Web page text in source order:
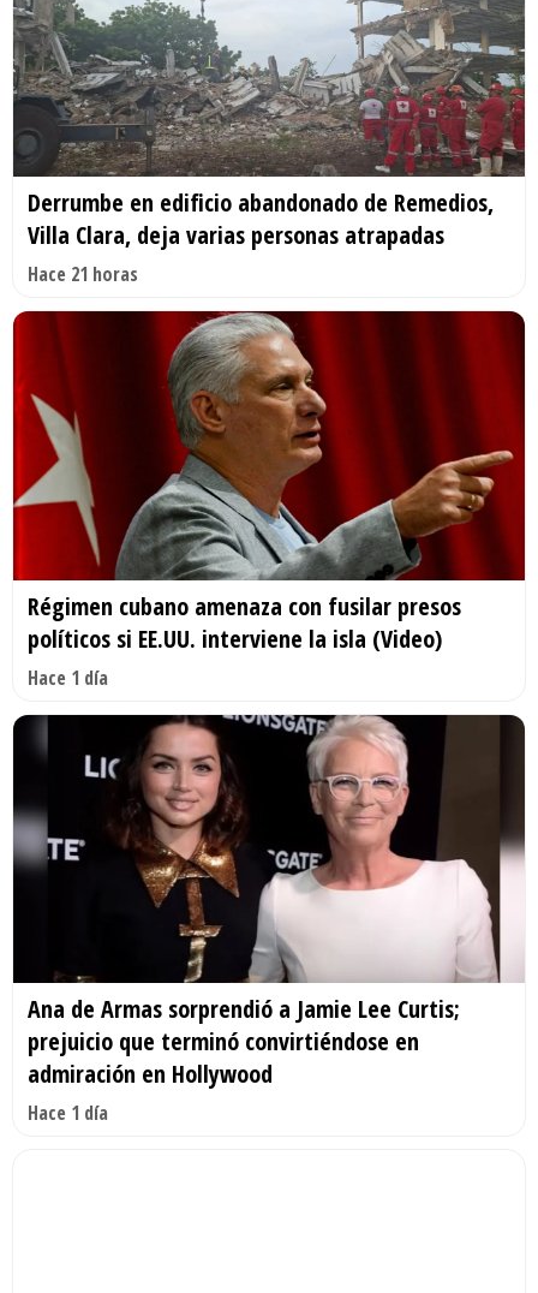
Derrumbe en edificio abandonado de Remedios,
Villa Clara, deja varias personas atrapadas
Hace 21 horas
Régimen cubano amenaza con fusilar presos
políticos si EE.UU. interviene la isla (Video)
Hace 1 día
Ana de Armas sorprendió a Jamie Lee Curtis;
prejuicio que terminó convirtiéndose en
admiración en Hollywood
Hace 1 día